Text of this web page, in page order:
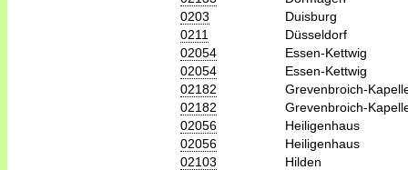
0203
Duisburg
0211
Düsseldorf
02054
Essen-Kettwig
02054
Essen-Kettwig
02182
Grevenbroich-
02182
Grevenbroich-
02056
Heiligenhaus
02056
Heiligenhaus
02103
Hilden